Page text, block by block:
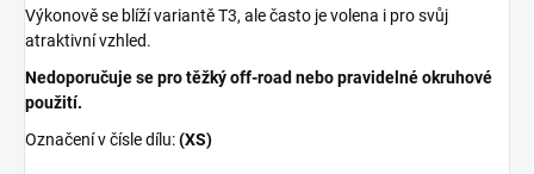
Výkonově se blíží variantě T3, ale často je volena i pro svůj
atraktivní vzhled.
Nedoporučuje se pro těžký off-road nebo pravidelné okruhové
použití.
Označení v čísle dílu:(XS)